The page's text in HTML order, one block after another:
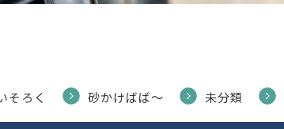
そろく 砂かけばば〜 未分類